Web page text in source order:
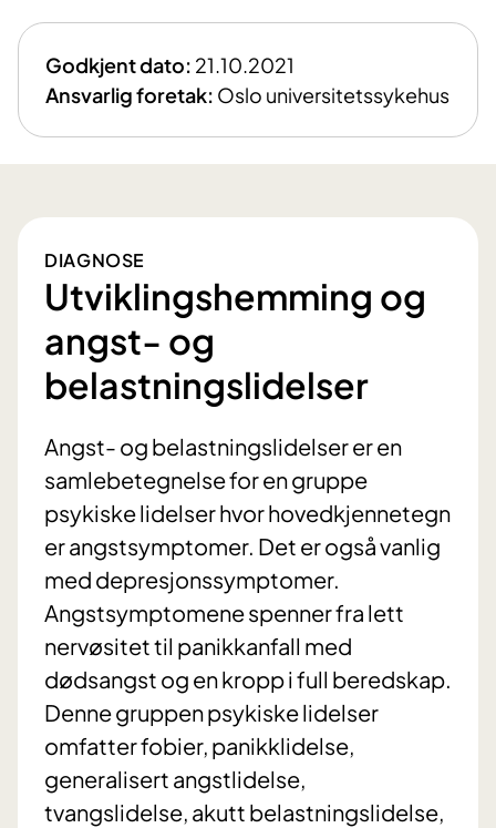
Godkjent dato: 21.10.2021
Ansvarlig foretak: Oslo universitetssykehus
DIAGNOSE
Utviklingshemming og
angst- og
belastningslidelser
Angst- og belastningslidelser er en
samlebetegnelse for en gruppe
psykiske lidelser hvor hovedkjennetegn
er angstsymptomer. Det er også vanlig
med depresjonssymptomer.
Angstsymptomene spenner fra lett
nervøsitet til panikkanfall med
dødsangst og en kropp i full beredskap.
Denne gruppen psykiske lidelser
omfatter fobier, panikklidelse,
generalisert angstlidelse,
tvangslidelse, akutt belastningslidelse,